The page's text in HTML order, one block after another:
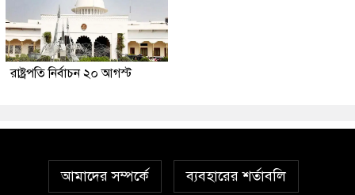
রাষ্ট্রপতি নির্বাচন ২০ আগস্ট
আমাদের সম্পর্কে ব্যবহারের শর্তাবলি